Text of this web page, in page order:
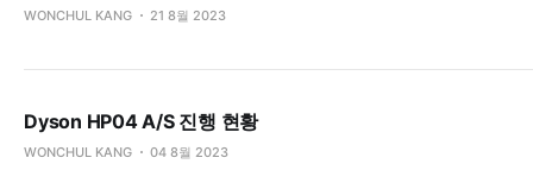
WONCHUL KANG 21 8월 2023
Dyson HP04 A/S 진행 현황
WONCHUL KANG 04 8월 2023